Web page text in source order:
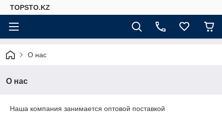
TOPSTO.KZ
О нас
О нас
Наша компания занимается оптовой поставкой